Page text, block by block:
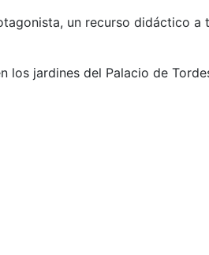
un recurso didáctico
jardines del Palacio de